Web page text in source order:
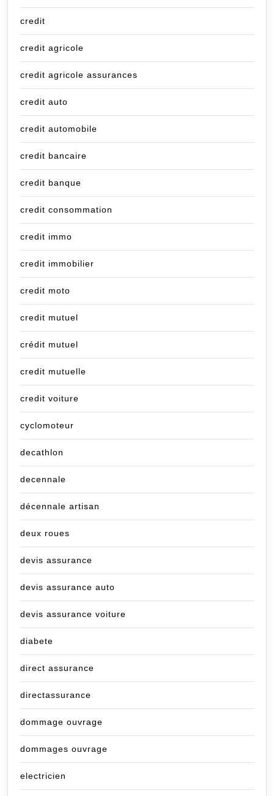
credit
credit agricole
credit agricole assurances
credit auto
credit automobile
credit bancaire
credit banque
credit consommation
credit immo
credit immobilier
credit moto
credit mutuel
crédit mutuel
credit mutuelle
credit voiture
cyclomoteur
decathlon
decennale
décennale artisan
deux roues
devis assurance
devis assurance auto
devis assurance voiture
diabete
direct assurance
directassurance
dommage ouvrage
dommages ouvrage
electricien